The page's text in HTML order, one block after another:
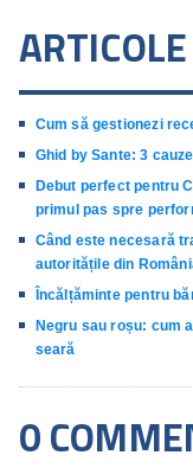
Cum să gestionezi
Ghid by Sante: 3
Debut perfect pentru
primul pas spre
Când este necesară
autoritățile din
Încălțăminte pentru
Negru sau roșu: cum
seară
0